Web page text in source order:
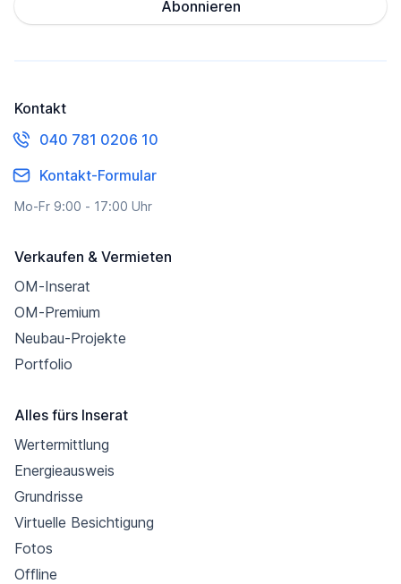
Abonnieren
Kontakt
040 781 0206 10
Kontakt-Formular
Mo-Fr 9:00 - 17:00 Uhr
Verkaufen & Vermieten
OM-Inserat
OM-Premium
Neubau-Projekte
Portfolio
Alles fürs Inserat
Wertermittlung
Energieausweis
Grundrisse
Virtuelle Besichtigung
Fotos
Offline